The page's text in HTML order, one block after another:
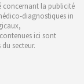
concernant la publicité
diagnostiques in
ici sont
secteur.